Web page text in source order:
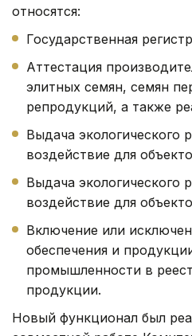
относятся:
Государственная
Аттестация
элитных семян, семян
репродукций, а также
Выдача экологического
воздействие для
Выдача экологического
воздействие для
Включение или
обеспечения и
промышленности в
продукции.
Новый функционал был